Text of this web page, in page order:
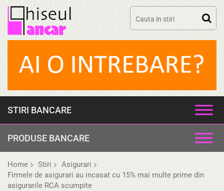
Skip
STIRI BANCARE
PRODUSE BANCARE
Home Stiri
Asigurari
Firmele de asigurari au incasat cu 15% mai multe prime din
asigurarile RCA scumpite